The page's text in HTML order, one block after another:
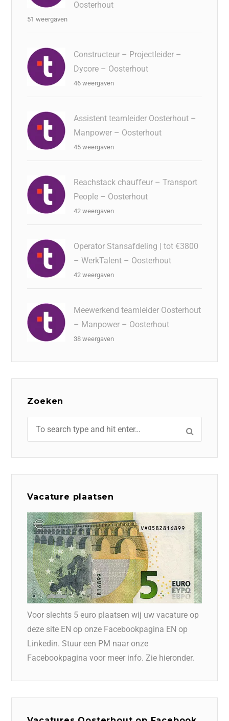
Oosterhout
51 weergaven
Constructeur – Projectleider –
Dycore – Oosterhout
46 weergaven
Assistent teamleider Oosterhout –
Manpower – Oosterhout
45 weergaven
Reachstack chauffeur – Transport
People – Oosterhout
42 weergaven
Operator Stansafdeling | tot €3800
– WerkTalent – Oosterhout
42 weergaven
Meewerkend teamleider Oosterhout
– Manpower – Oosterhout
38 weergaven
Zoeken
Vacature plaatsen
Voor slechts 5 euro plaatsen wij uw vacature op
deze site EN op onze Facebookpagina EN op
Linkedin. Stuur een PM naar onze
Facebookpagina voor meer info. Zie hieronder.